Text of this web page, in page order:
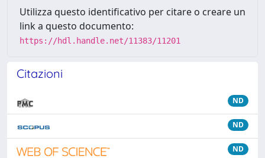
Utilizza questo identificativo per citare o creare un
link a questo documento:
https://hdl.handle.net/11383/11201
Citazioni
ND
ND
ND